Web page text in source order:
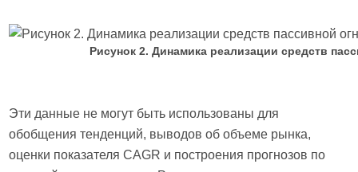
Рисунок 2. Динамика реализации средств
Эти данные не могут быть использованы для
обобщения тенденций, выводов об объеме рынка,
оценки показателя CAGR и построения прогнозов по